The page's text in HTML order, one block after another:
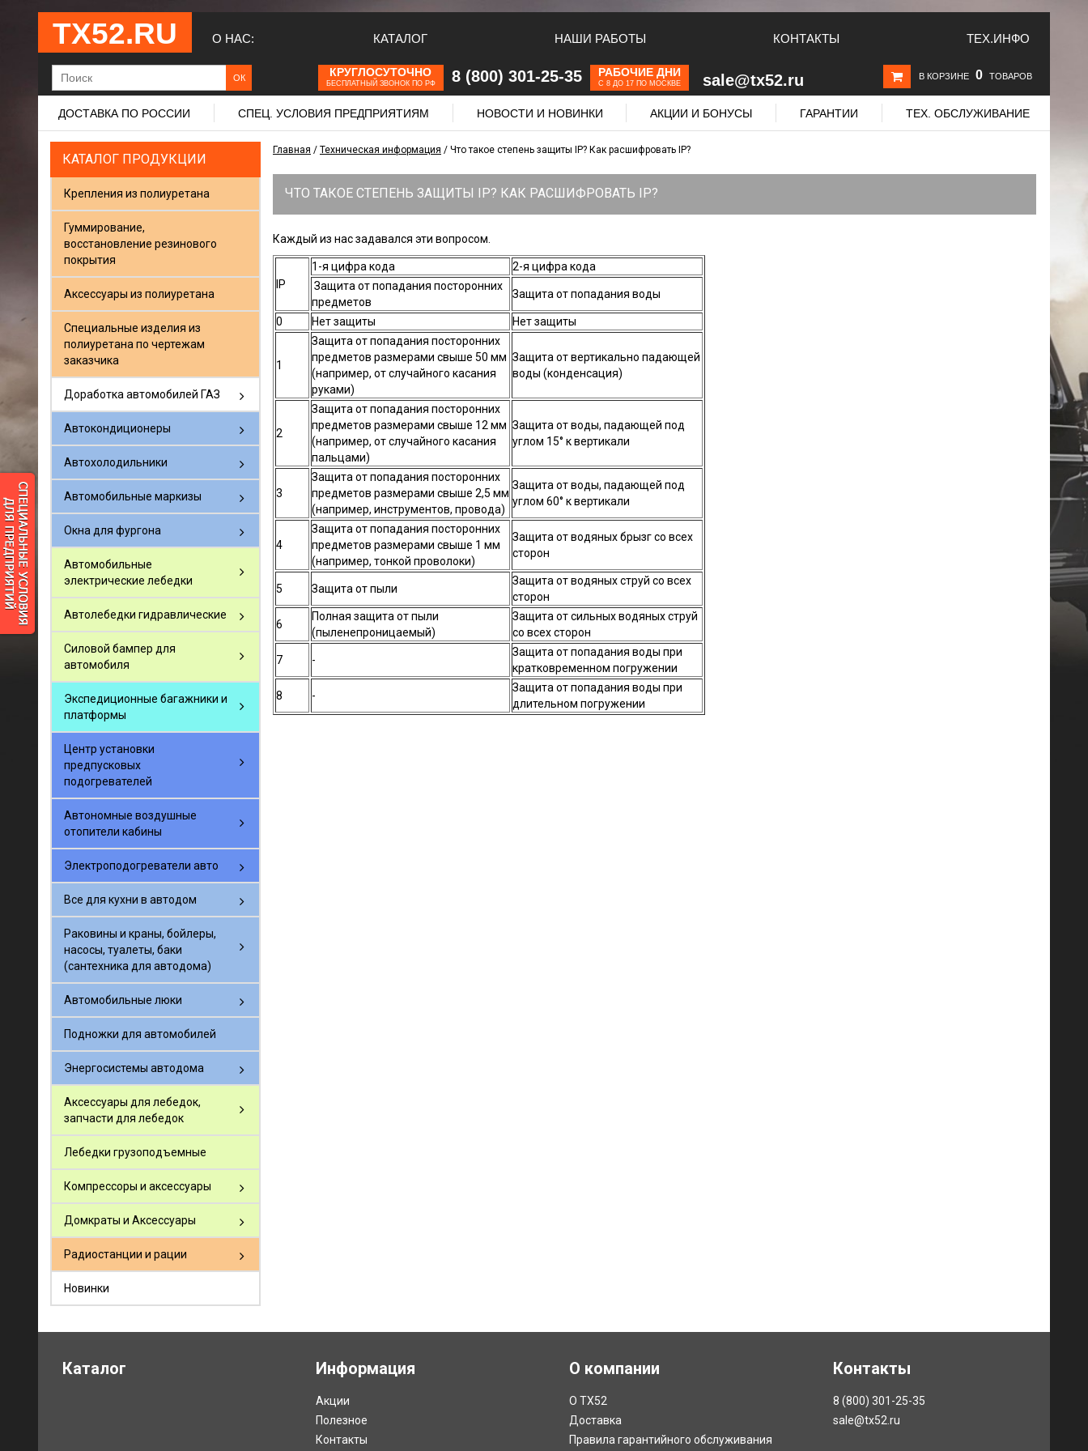
ТХ52.RU О НАС: КАТАЛОГ НАШИ РАБОТЫ КОНТАКТЫ ТЕХ.ИНФО
КРУГЛОСУТОЧНО
БЕСПЛАТНЫЙ ЗВОНОК ПО РФ 8 (800) 301-25-35 РАБОЧИЕ ДНИ
С 8 ДО 17 ПО МОСКВЕ sale@tx52.ru В КОРЗИНЕ 0 ТОВАРОВ
ДОСТАВКА ПО РОССИИ СПЕЦ. УСЛОВИЯ ПРЕДПРИЯТИЯМ НОВОСТИ И НОВИНКИ АКЦИИ И БОНУСЫ ГАРАНТИИ ТЕХ. ОБСЛУЖИВАНИЕ
КАТАЛОГ ПРОДУКЦИИ
Крепления из полиуретана
Гуммирование,
восстановление резинового
покрытия
Аксессуары из полиуретана
Специальные изделия из
полиуретана по чертежам
заказчика
Доработка автомобилей ГАЗ
Автокондиционеры
Автохолодильники
Автомобильные маркизы
Окна для фургона
Автомобильные
электрические лебедки
Автолебедки гидравлические
Силовой бампер для
автомобиля
Экспедиционные багажники и
платформы
Центр установки
предпусковых
подогревателей
Автономные воздушные
отопители кабины
Электроподогреватели авто
Все для кухни в автодом
Раковины и краны, бойлеры,
насосы, туалеты, баки
(сантехника для автодома)
Автомобильные люки
Подножки для автомобилей
Энергосистемы автодома
Аксессуары для лебедок,
запчасти для лебедок
Лебедки грузоподъемные
Компрессоры и аксессуары
Домкраты и Аксессуары
Радиостанции и рации
Новинки
Главная / Техническая информация / Что такое степень защиты IP? Как расшифровать IP?
ЧТО ТАКОЕ СТЕПЕНЬ ЗАЩИТЫ IP? КАК РАСШИФРОВАТЬ IP?
Каждый из нас задавался эти вопросом.
IP
1-я цифра кода
2-я цифра кода
Защита от попадания посторонних
предметов
Защита от попадания воды
0 Нет защиты Нет защиты
1
Защита от попадания посторонних
предметов размерами свыше 50 мм
(например, от случайного касания
руками)
Защита от вертикально падающей
воды (конденсация)
2
Защита от попадания посторонних
предметов размерами свыше 12 мм
(например, от случайного касания
пальцами)
Защита от воды, падающей под
углом 15° к вертикали
3
Защита от попадания посторонних
предметов размерами свыше 2,5 мм
(например, инструментов, провода)
Защита от воды, падающей под
углом 60° к вертикали
4
Защита от попадания посторонних
предметов размерами свыше 1 мм
(например, тонкой проволоки)
Защита от водяных брызг со всех
сторон
5 Защита от пыли
Защита от водяных струй со всех
сторон
6
Полная защита от пыли
(пыленепроницаемый)
Защита от сильных водяных струй
со всех сторон
7 -
Защита от попадания воды при
кратковременном погружении
8 -
Защита от попадания воды при
длительном погружении
Каталог Информация
Акции
Полезное
Контакты
О компании
О ТХ52
Доставка
Правила гарантийного обслуживания
Контакты
8 (800) 301-25-35
sale@tx52.ru